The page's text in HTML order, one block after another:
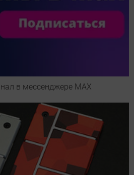
в мессенджере МАХ